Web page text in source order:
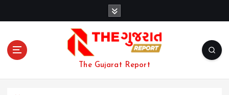
The Gujarat Report